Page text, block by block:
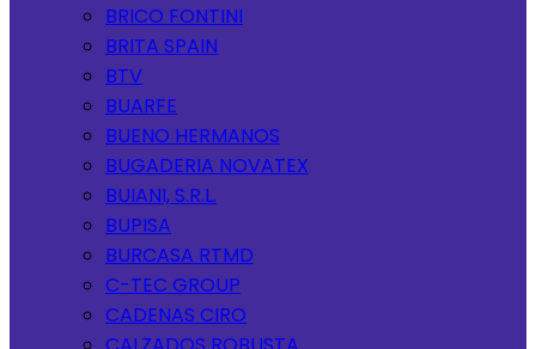
BRICO FONTINI
BRITA SPAIN
BTV
BUARFE
BUENO HERMANOS
BUGADERIA NOVATEX
BUIANI, S.R.L.
BUPISA
BURCASA RTMD
C-TEC GROUP
CADENAS CIRO